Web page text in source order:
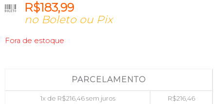
R$183,99
no Boleto ou Pix
Fora de estoque
PARCELAMENTO
1x de R$216,46sem juros R$216,46